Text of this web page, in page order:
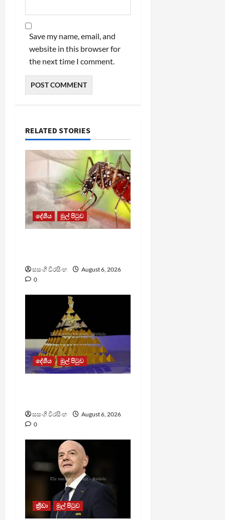
Save my name, email, and
website in this browser for
the next time I comment.
RELATED STORIES
දේශීය මුල් පිටුව
සසංගි වීරසිංහ
August 6, 2026
0
දේශීය මුල් පිටුව
සසංගි වීරසිංහ
August 6, 2026
0
ක්‍රීඩා මුල් පිටුව